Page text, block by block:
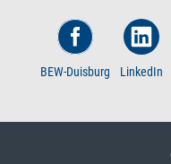
BEW-Duisburg LinkedIn